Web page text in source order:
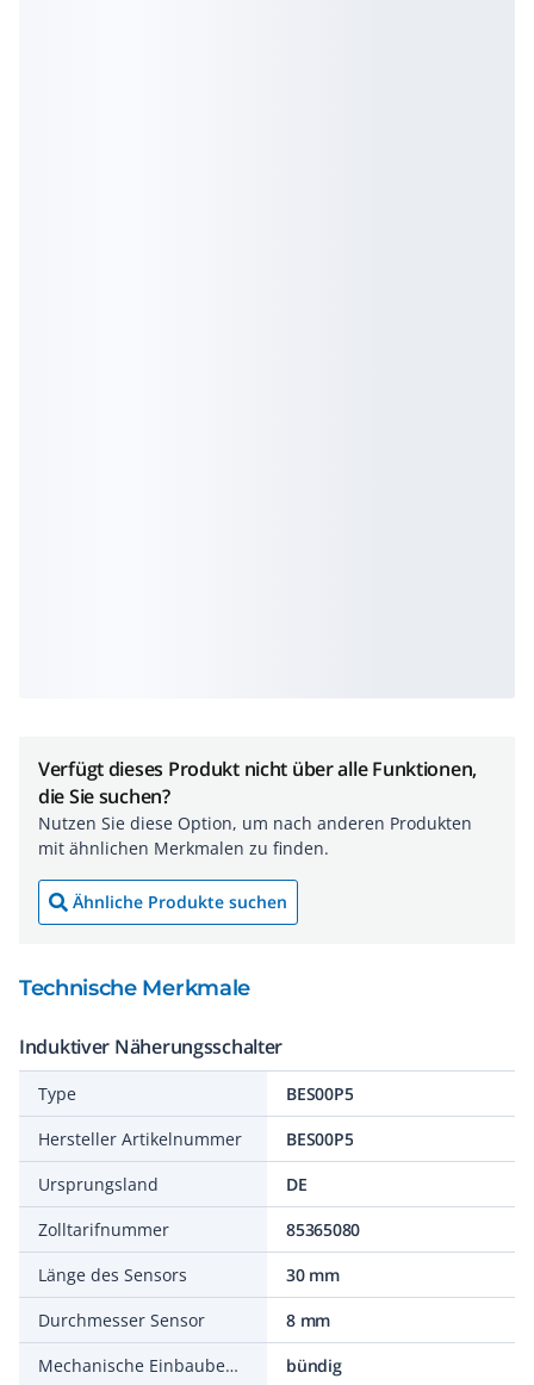
Verfügt dieses Produkt nicht über alle Funktionen,
die Sie suchen?
Nutzen Sie diese Option, um nach anderen Produkten
mit ähnlichen Merkmalen zu finden.
Ähnliche Produkte suchen
Technische Merkmale
Induktiver Näherungsschalter
Type
BES00P5
Hersteller Artikelnummer
BES00P5
Ursprungsland
DE
Zolltarifnummer
85365080
Länge des Sensors
30 mm
Durchmesser Sensor
8 mm
Mechanische Einbaubedingung für Sensor
bündig